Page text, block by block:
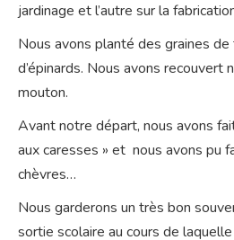
jardinage et l’autre sur la
Nous avons planté des graines
d’épinards. Nous avons recouvert
mouton.
Avant notre départ, nous avons
aux caresses » et nous avons pu
chèvres…
Nous garderons un très bon
sortie scolaire au cours de